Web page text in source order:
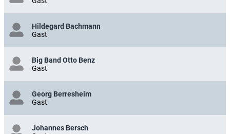
Hildegard Bachmann
Gast
Big Band Otto Benz
Gast
Georg Berresheim
Gast
Johannes Bersch